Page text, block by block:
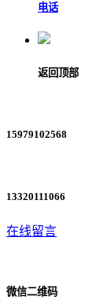
电话
返回顶部
15979102568
13320111066
在线留言
微信二维码